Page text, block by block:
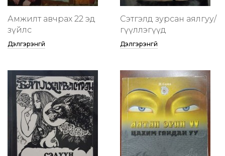
Амжилт авчрах 22 эд
зүйлс
Дэлгэрэнгүй
Сэтгэлд зурсан аялгуу/
өгүүллэгүүд
Дэлгэрэнгүй